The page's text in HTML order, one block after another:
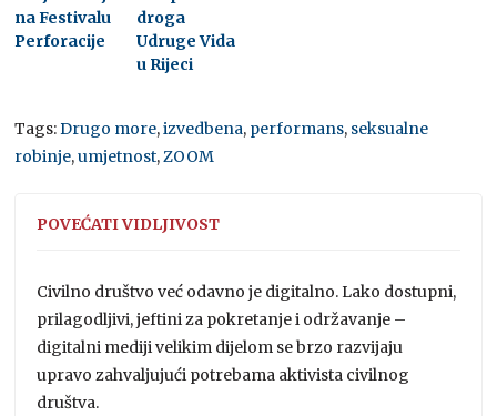
na Festivalu
Perforacije
droga
Udruge Vida
u Rijeci
Tags:Drugo more,izvedbena, performans, seksualne
robinje,umjetnost,ZOOM
POVEĆATI VIDLJIVOST
Civilno društvo već odavno je digitalno. Lako dostupni,
prilagodljivi, jeftini za pokretanje i održavanje –
digitalni mediji velikim dijelom se brzo razvijaju
upravo zahvaljujući potrebama aktivista civilnog
društva.